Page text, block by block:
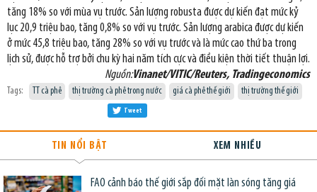
tăng 18% so với mùa vụ trước. Sản lượng robusta được dự kiến đạt mức kỷ
lục 20,9 triệu bao, tăng 0,8% so với vụ trước. Sản lượng arabica được dự kiến
ở mức 45,8 triệu bao, tăng 28% so với vụ trước và là mức cao thứ ba trong
lịch sử, được hỗ trợ bởi chu kỳ hai năm tích cực và điều kiện thời tiết thuận lợi.
Nguồn:Vinanet/VITIC/Reuters, Tradingeconomics
Tags: TT cà phê thị trường cà phê trong nước giá cà phê thế giới thị trường thế giới
Tweet
TIN NỔI BẬT XEM NHIỀU
FAO cảnh báo thế giới sắp đối mặt làn sóng tăng giá